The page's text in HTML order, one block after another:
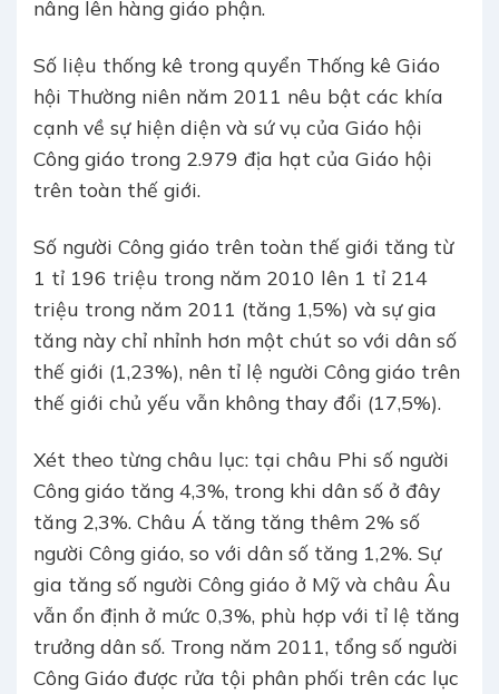
nâng lên hàng giáo phận.
Số liệu thống kê trong quyển Thống kê Giáo
hội Thường niên năm 2011 nêu bật các khía
cạnh về sự hiện diện và sứ vụ của Giáo hội
Công giáo trong 2.979 địa hạt của Giáo hội
trên toàn thế giới.
Số người Công giáo trên toàn thế giới tăng từ
1 tỉ 196 triệu trong năm 2010 lên 1 tỉ 214
triệu trong năm 2011 (tăng 1,5%) và sự gia
tăng này chỉ nhỉnh hơn một chút so với dân số
thế giới (1,23%), nên tỉ lệ người Công giáo trên
thế giới chủ yếu vẫn không thay đổi (17,5%).
Xét theo từng châu lục: tại châu Phi số người
Công giáo tăng 4,3%, trong khi dân số ở đây
tăng 2,3%. Châu Á tăng tăng thêm 2% số
người Công giáo, so với dân số tăng 1,2%. Sự
gia tăng số người Công giáo ở Mỹ và châu Âu
vẫn ổn định ở mức 0,3%, phù hợp với tỉ lệ tăng
trưởng dân số. Trong năm 2011, tổng số người
Công Giáo được rửa tội phân phối trên các lục